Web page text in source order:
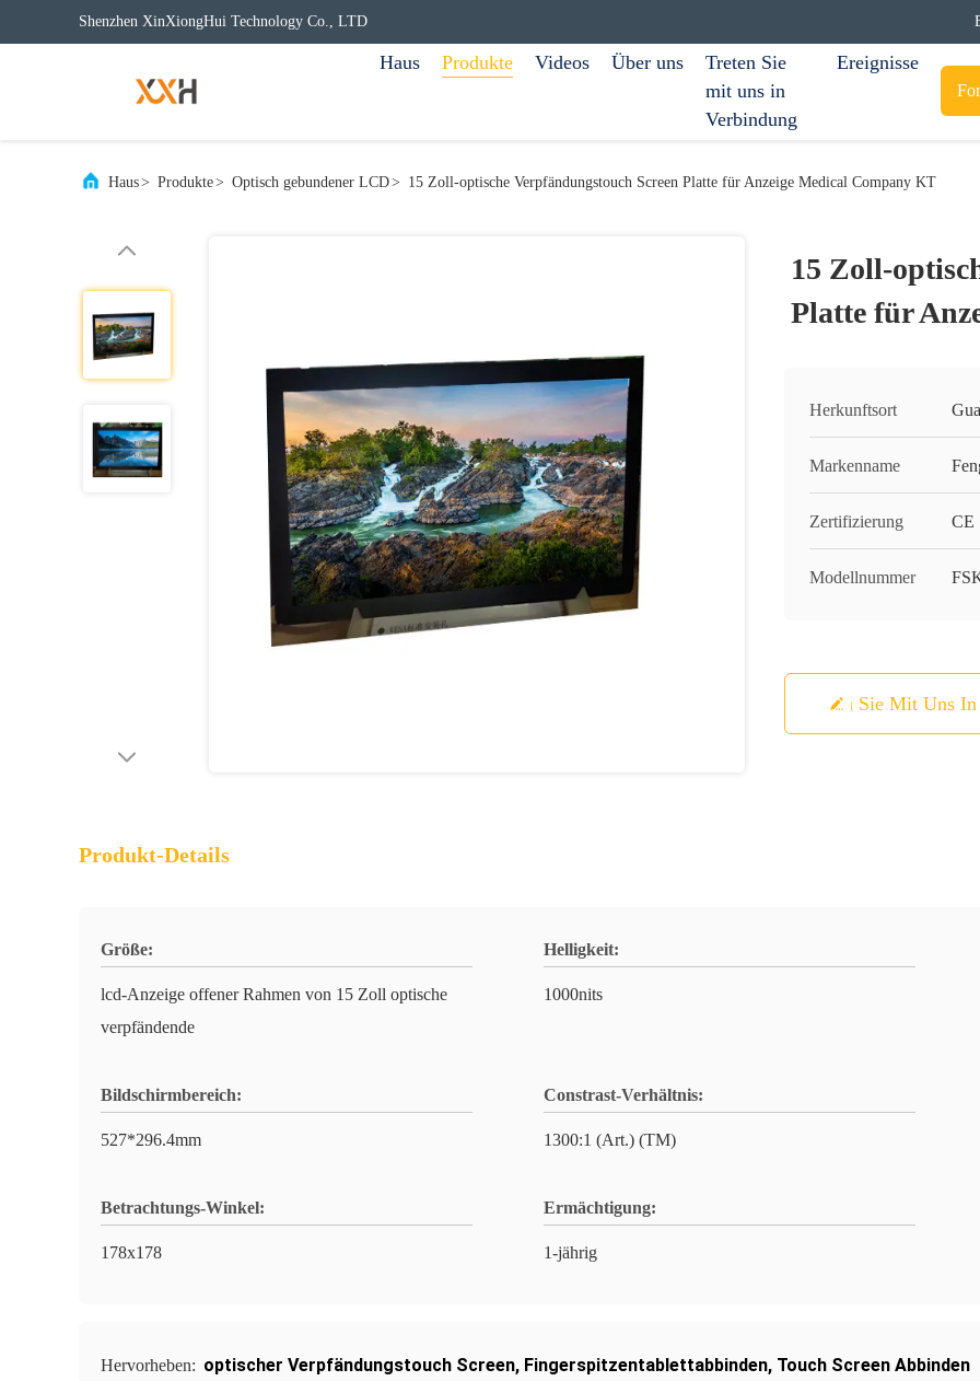
Shenzhen XinXiongHui Technology Co., LTD
Haus Produkte Videos Über uns
Treten Sie
mit uns in
Verbindung
Ereignisse
Haus> Produkte> Optisch gebundener LCD> 15 Zoll-optische Verpfändungstouch Screen Platte für Anzeige Medical Company KT
15 Zoll-
Platte für
Herkunftsort
Markenname
Zertifizierung CE
Modellnummer
Treten Sie Mit Uns
Produkt-Details
Größe:
lcd-Anzeige offener Rahmen von 15 Zoll optische
verpfändende
Helligkeit:
1000nits
Bildschirmbereich:
527*296.4mm
Constrast-Verhältnis:
1300:1 (Art.) (TM)
Betrachtungs-Winkel:
178x178
Ermächtigung:
1-jährig
Hervorheben: optischer Verpfändungstouch Screen, Fingerspitzentablettabbinden, Touch Screen Abbinden